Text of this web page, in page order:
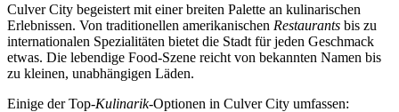
Culver City begeistert mit einer breiten Palette an kulinarischen
Erlebnissen. Von traditionellen amerikanischen Restaurants bis zu
internationalen Spezialitäten bietet die Stadt für jeden Geschmack
etwas. Die lebendige Food-Szene reicht von bekannten Namen bis
zu kleinen, unabhängigen Läden.
Einige der Top-Kulinarik-Optionen in Culver City umfassen: